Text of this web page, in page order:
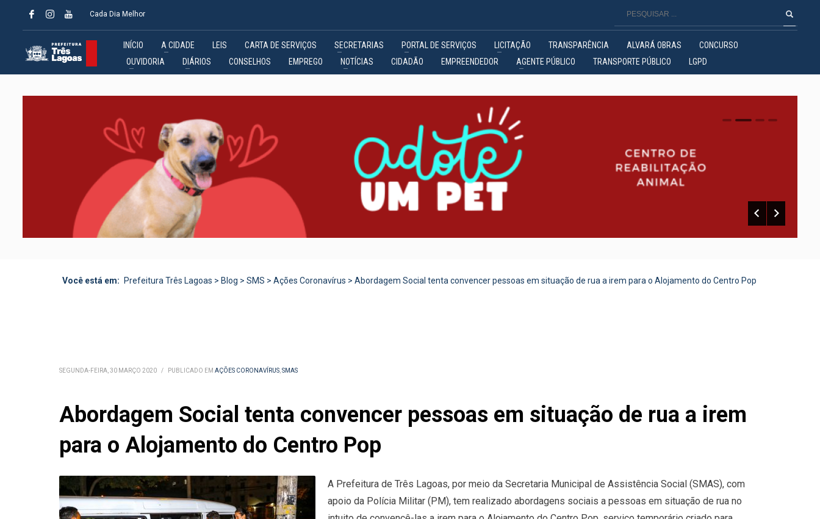
Cada Dia Melhor
INÍCIO A CIDADE LEIS CARTA DE SERVIÇOS SECRETARIAS PORTAL DE SERVIÇOS LICITAÇÃO TRANSPARÊNCIA ALVARÁ OBRAS
CONCURSO
OUVIDORIA
DIÁRIOS CONSELHOS EMPREGO NOTÍCIAS CIDADÃO EMPREENDEDOR AGENTE PÚBLICO TRANSPORTE PÚBLICO LGPD
0 1 2
Você está em: Prefeitura Três Lagoas > Blog > SMS > Ações Coronavírus > Abordagem Social tenta convencer pessoas em situação de rua a irem para o Alojamento do Centro Pop
SEGUNDA-FEIRA, 30 MARÇO 2020 / PUBLICADO EM AÇÕES CORONAVÍRUS,SMAS
Abordagem Social tenta convencer pessoas em situação de rua a irem
para o Alojamento do Centro Pop
A Prefeitura de Três Lagoas, por meio da Secretaria Municipal de Assistência Social (SMAS), com
apoio da Polícia Militar (PM), tem realizado abordagens sociais a pessoas em situação de rua no